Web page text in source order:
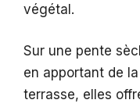
végétal.
Sur une pente
en apportant de
terrasse, elles